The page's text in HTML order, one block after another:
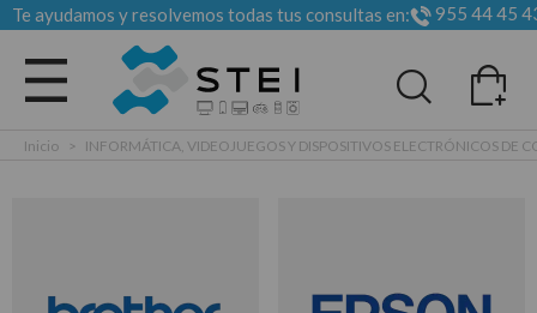
Te ayudamos y resolvemos todas tus consultas en: 955 44 45
Todas las categorias
Inicio > INFORMÁTICA, VIDEOJUEGOS Y DISPOSITIVOS ELECTRÓNICOS DE